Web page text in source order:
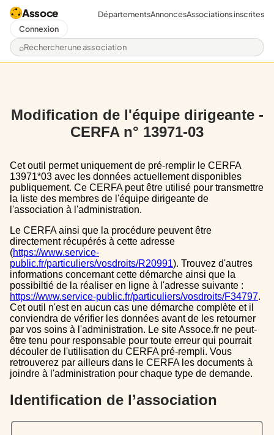
Assoce
Rechercher une association
DépartementsAnnoncesAssociations inscrites
Connexion
Modification de l'équipe dirigeante -
CERFA n° 13971-03
Cet outil permet uniquement de pré-remplir le CERFA
13971*03 avec les données actuellement disponibles
publiquement. Ce CERFA peut être utilisé pour transmettre
la liste des membres de l'équipe dirigeante de
l'association à l'administration.
Le CERFA ainsi que la procédure peuvent être
directement récupérés à cette adresse
(https://www.service-
public.fr/particuliers/vosdroits/R20991). Trouvez d'autres
informations concernant cette démarche ainsi que la
possibiltié de la réaliser en ligne à l'adresse suivante :
https://www.service-public.fr/particuliers/vosdroits/F34797.
Cet outil n'est en aucun cas une démarche complète et il
conviendra de vérifier les données avant de les retourner
par vos soins à l'administration. Le site Assoce.fr ne peut-
être tenu pour responsable pour toute erreur qui pourrait
découler de l'utilisation du CERFA pré-rempli. Vous
retrouverez par ailleurs dans le CERFA les documents à
joindre à l'administration pour chaque type de demande.
Identification de l’association